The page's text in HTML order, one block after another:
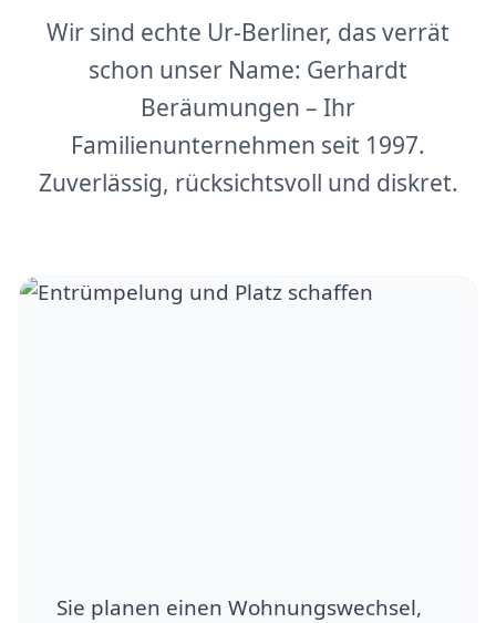
Wir sind echte Ur-Berliner, das verrät
schon unser Name: Gerhardt
Beräumungen – Ihr
Familienunternehmen seit 1997.
Zuverlässig, rücksichtsvoll und diskret.
Sie planen einen Wohnungswechsel,